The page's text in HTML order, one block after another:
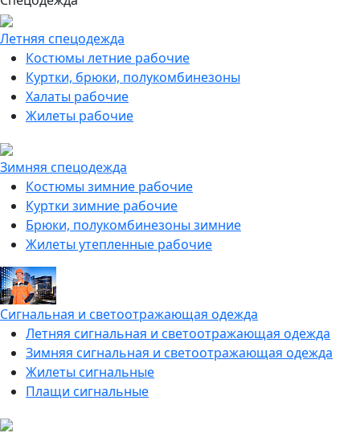
Летняя спецодежда
Костюмы летние рабочие
Куртки, брюки, полукомбинезоны
Халаты рабочие
Жилеты рабочие
Зимняя спецодежда
Костюмы зимние рабочие
Куртки зимние рабочие
Брюки, полукомбинезоны зимние
Жилеты утепленные рабочие
Сигнальная и светоотражающая одежда
Летняя сигнальная и светоотражающая одежда
Зимняя сигнальная и светоотражающая одежда
Жилеты сигнальные
Плащи сигнальные